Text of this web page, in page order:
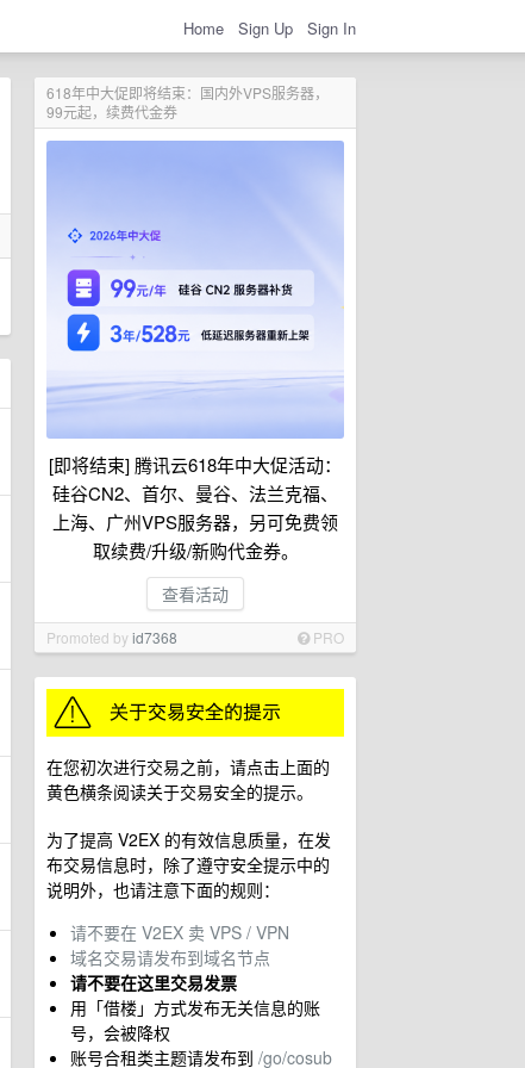
Home Sign Up Sign In
618年中大促即将结束：国内外VPS服务器，
99元起，续费代金券
[即将结束] 腾讯云618年中大促活动：
硅谷CN2、首尔、曼谷、法兰克福、
上海、广州VPS服务器，另可免费领
取续费/升级/新购代金券。
查看活动
Promoted byid7368 PRO
在您初次进行交易之前，请点击上面的
黄色横条阅读关于交易安全的提示。
为了提高 V2EX 的有效信息质量，在发
布交易信息时，除了遵守安全提示中的
说明外，也请注意下面的规则：
请不要在 V2EX 卖 VPS / VPN
域名交易请发布到域名节点
请不要在这里交易发票
用「借楼」方式发布无关信息的账
号，会被降权
账号合租类主题请发布到 /go/cosub